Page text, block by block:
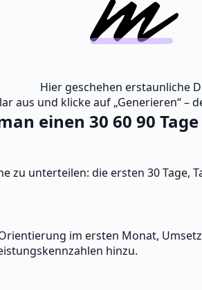
Hier geschehen erstaunliche
aus und klicke auf „Generieren“ –
einen 30 60 90
unterteilen: die ersten 30 Tage,
im ersten Monat,
hinzu.